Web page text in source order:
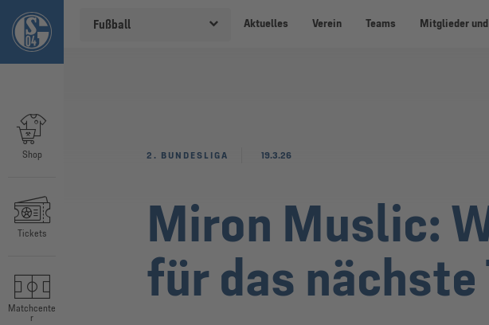
Fußball Aktuelles Verein Teams Mitglieder und
Shop
Tickets
Matchcente
r
Miron Muslic:
für das nächste
2. BUNDESLIGA 19.3.26